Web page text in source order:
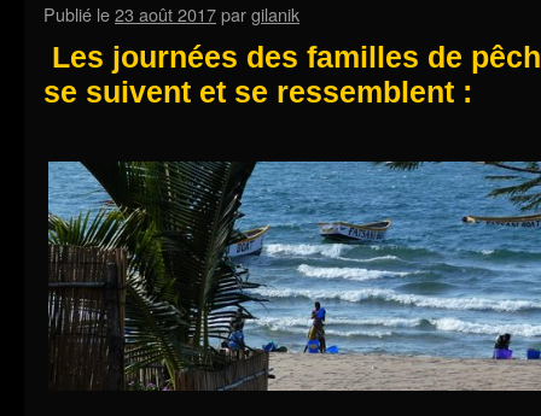
Publié le23 août 2017pargilanik
Les journées des familles de
se suivent et se ressemblent :